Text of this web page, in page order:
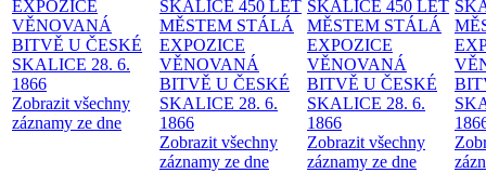
EXPOZICE
VĚNOVANÁ
BITVĚ U ČESKÉ
SKALICE 28. 6.
1866
Zobrazit všechny
záznamy ze dne
SKALICE 450 LET
MĚSTEM STÁLÁ
EXPOZICE
VĚNOVANÁ
BITVĚ U ČESKÉ
SKALICE 28. 6.
1866
Zobrazit všechny
záznamy ze dne
SKALICE 450 LET
MĚSTEM STÁLÁ
EXPOZICE
VĚNOVANÁ
BITVĚ U ČESKÉ
SKALICE 28. 6.
1866
Zobrazit všechny
záznamy ze dne